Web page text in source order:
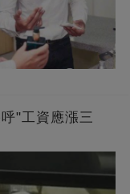
"工資應漲三